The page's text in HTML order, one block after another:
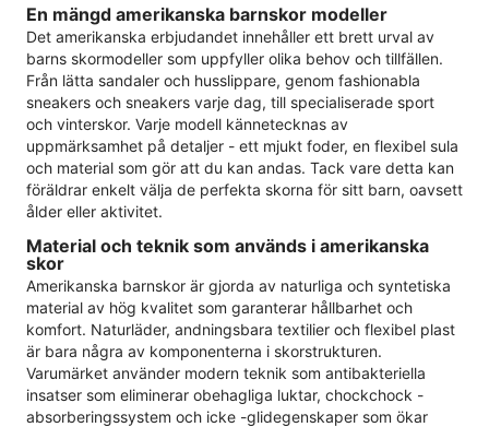
En mängd amerikanska barnskor modeller
Det amerikanska erbjudandet innehåller ett brett urval av
barns skormodeller som uppfyller olika behov och tillfällen.
Från lätta sandaler och husslippare, genom fashionabla
sneakers och sneakers varje dag, till specialiserade sport
och vinterskor. Varje modell kännetecknas av
uppmärksamhet på detaljer - ett mjukt foder, en flexibel sula
och material som gör att du kan andas. Tack vare detta kan
föräldrar enkelt välja de perfekta skorna för sitt barn, oavsett
ålder eller aktivitet.
Material och teknik som används i amerikanska
skor
Amerikanska barnskor är gjorda av naturliga och syntetiska
material av hög kvalitet som garanterar hållbarhet och
komfort. Naturläder, andningsbara textilier och flexibel plast
är bara några av komponenterna i skorstrukturen.
Varumärket använder modern teknik som antibakteriella
insatser som eliminerar obehagliga luktar, chockchock -
absorberingssystem och icke -glidegenskaper som ökar